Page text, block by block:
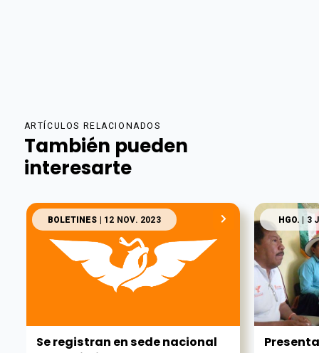
ARTÍCULOS RELACIONADOS
También pueden
interesarte
BOLETINES | 12 NOV. 2023
Se registran en sede nacional
HGO. | 3